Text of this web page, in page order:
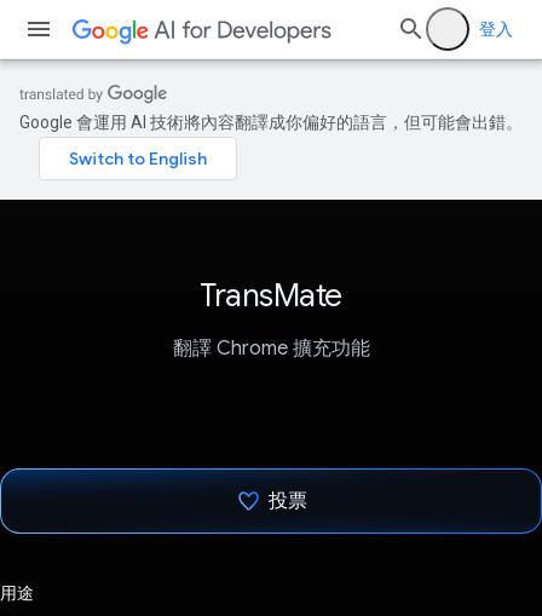
登入
Google 會運用 AI 技術將內容翻譯成你偏好的語言，但可能會出錯。
TransMate
翻譯 Chrome 擴充功能
投票
用途